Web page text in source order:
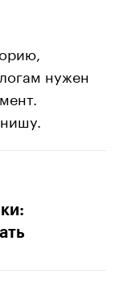
нужен